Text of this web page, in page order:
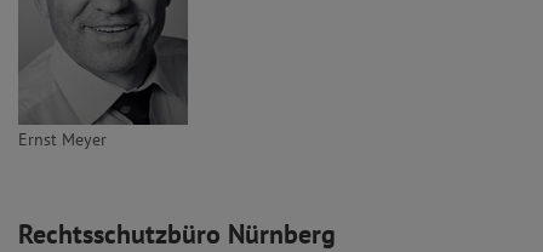
Ernst Meyer
Rechtsschutzbüro Nürnberg